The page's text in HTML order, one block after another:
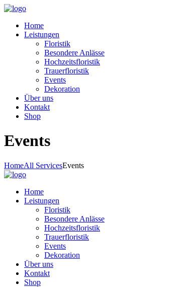
Home
Leistungen
Floristik
Besondere Anlässe
Hochzeitsfloristik
Trauerfloristik
Events
Dekoration
Über uns
Kontakt
Shop
Events
HomeAll ServicesEvents
Home
Leistungen
Floristik
Besondere Anlässe
Hochzeitsfloristik
Trauerfloristik
Events
Dekoration
Über uns
Kontakt
Shop